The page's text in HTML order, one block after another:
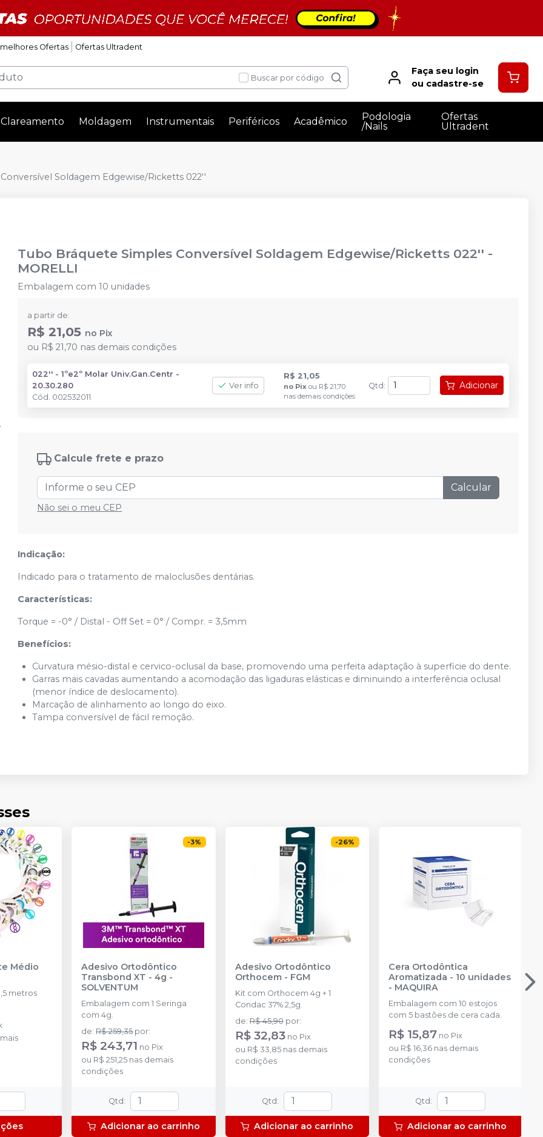
melhores Ofertas Ofertas Ultradent
Buscar por código
Faça seu login
ou cadastre-se
Clareamento Moldagem Instrumentais Periféricos Acadêmico
Podologia
/Nails
Ofertas
Ultradent
Soldagem Edgewise/Ricketts 022''
Tubo Bráquete Simples Conversível Soldagem Edgewise/Ricketts 022'' -
MORELLI
Embalagem com 10 unidades
a partir de:
R$ 21,05 no Pix
ou R$ 21,70 nas demais condições
022'' - 1ºe2º Molar Univ.Gan.Centr -
20.30.280
Cód. 002532011
Ver info
R$ 21,05
no Pix ou R$ 21,70
nas demais condições
Qtd : Adicionar
Calcule frete e prazo
Calcular
Não sei o meu CEP
Indicação:
Indicado para o tratamento de maloclusões dentárias.
Características:
Torque = -0° / Distal - Off Set = 0° / Compr. = 3,5mm
Benefícios:
Curvatura mésio-distal e cervico-oclusal da base, promovendo uma perfeita adaptação à superficie do dente.
Garras mais cavadas aumentando a acomodação das ligaduras elásticas e diminuindo a interferência oclusal
(menor índice de deslocamento).
Marcação de alinhamento ao longo do eixo.
Tampa conversível de fácil remoção.
Médio
metros
-3%
Adesivo Ortodôntico
Transbond XT - 4g -
SOLVENTUM
Embalagem com 1 Seringa
com 4g.
de:R$ 259,35 por:
R$ 243,71 no Pix
ou R$ 251,25 nas demais
condições
Qtd :
Adicionar ao carrinho
-26%
Adesivo Ortodôntico
Orthocem- FGM
Kit com Orthocem 4g + 1
Condac 37% 2,5g.
de:R$ 45,90 por:
R$ 32,83 no Pix
ou R$ 33,85nas demais
condições
Qtd :
Adicionar ao carrinho
Cera Ortodôntica
Aromatizada - 10 unidades
- MAQUIRA
Embalagem com 10 estojos
com 5 bastões de cera cada.
R$ 15,87 no Pix
ou R$ 16,36nas demais
condições
Qtd :
Adicionar ao carrinho